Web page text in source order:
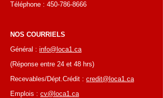
Téléphone : 450-786-8666
NOS COURRIELS
Général : info@loca1.ca
(Réponse entre 24 et 48 hrs)
Recevables/Dépt.Crédit : credit@loca1.ca
Emplois : cv@loca1.ca